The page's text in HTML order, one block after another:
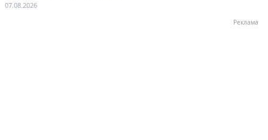
07.08.2026
Реклама